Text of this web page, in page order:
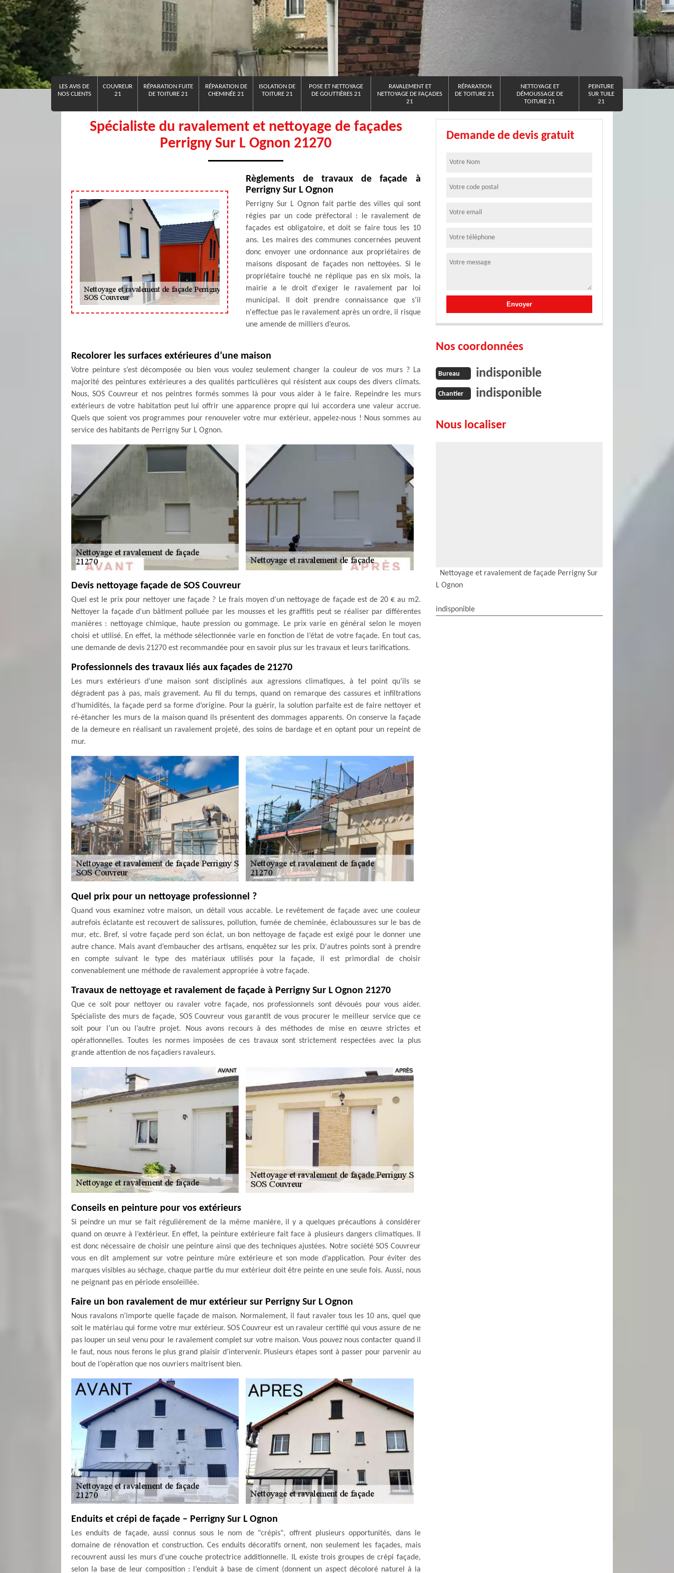
LES AVIS DE
NOS CLIENTS
COUVREUR
21
RÉPARATION FUITE
DE TOITURE 21
RÉPARATION DE
CHEMINÉE 21
ISOLATION DE
TOITURE 21
POSE ET NETTOYAGE
DE GOUTTIÈRES 21
RAVALEMENT ET
NETTOYAGE DE FAÇADES
21
RÉPARATION
DE TOITURE 21
NETTOYAGE ET
DÉMOUSSAGE DE
TOITURE 21
PEINTURE
SUR TUILE
21
Spécialiste du ravalement et nettoyage de façades
Perrigny Sur L Ognon 21270
Règlements de travaux de façade à
Perrigny Sur L Ognon
Perrigny Sur L Ognon fait partie des villes qui sont
régies par un code préfectoral : le ravalement de
façades est obligatoire, et doit se faire tous les 10
ans. Les maires des communes concernées peuvent
donc envoyer une ordonnance aux propriétaires de
maisons disposant de façades non nettoyées. Si le
propriétaire touché ne réplique pas en six mois, la
mairie a le droit d'exiger le ravalement par loi
municipal. Il doit prendre connaissance que s’il
n'effectue pas le ravalement après un ordre, il risque
une amende de milliers d’euros.
Recolorer les surfaces extérieures d’une maison
Votre peinture s’est décomposée ou bien vous voulez seulement changer la couleur de vos murs ? La
majorité des peintures extérieures a des qualités particulières qui résistent aux coups des divers climats.
Nous, SOS Couvreur et nos peintres formés sommes là pour vous aider à le faire. Repeindre les murs
extérieurs de votre habitation peut lui offrir une apparence propre qui lui accordera une valeur accrue.
Quels que soient vos programmes pour renouveler votre mur extérieur, appelez-nous ! Nous sommes au
service des habitants de Perrigny Sur L Ognon.
Devis nettoyage façade de SOS Couvreur
Quel est le prix pour nettoyer une façade ? Le frais moyen d'un nettoyage de façade est de 20 € au m2.
Nettoyer la façade d'un bâtiment polluée par les mousses et les graffitis peut se réaliser par différentes
manières : nettoyage chimique, haute pression ou gommage. Le prix varie en général selon le moyen
choisi et utilisé. En effet, la méthode sélectionnée varie en fonction de l’état de votre façade. En tout cas,
une demande de devis 21270 est recommandée pour en savoir plus sur les travaux et leurs tarifications.
Professionnels des travaux liés aux façades de 21270
Les murs extérieurs d’une maison sont disciplinés aux agressions climatiques, à tel point qu’ils se
dégradent pas à pas, mais gravement. Au fil du temps, quand on remarque des cassures et infiltrations
d’humidités, la façade perd sa forme d’origine. Pour la guérir, la solution parfaite est de faire nettoyer et
ré-étancher les murs de la maison quand ils présentent des dommages apparents. On conserve la façade
de la demeure en réalisant un ravalement projeté, des soins de bardage et en optant pour un repeint de
mur.
Quel prix pour un nettoyage professionnel ?
Quand vous examinez votre maison, un détail vous accable. Le revêtement de façade avec une couleur
autrefois éclatante est recouvert de salissures, pollution, fumée de cheminée, éclaboussures sur le bas de
mur, etc. Bref, si votre façade perd son éclat, un bon nettoyage de façade est exigé pour le donner une
autre chance. Mais avant d’embaucher des artisans, enquêtez sur les prix. D'autres points sont à prendre
en compte suivant le type des matériaux utilisés pour la façade, il est primordial de choisir
convenablement une méthode de ravalement appropriée à votre façade.
Travaux de nettoyage et ravalement de façade à Perrigny Sur L Ognon 21270
Que ce soit pour nettoyer ou ravaler votre façade, nos professionnels sont dévoués pour vous aider.
Spécialiste des murs de façade, SOS Couvreur vous garantit de vous procurer le meilleur service que ce
soit pour l’un ou l’autre projet. Nous avons recours à des méthodes de mise en œuvre strictes et
opérationnelles. Toutes les normes imposées de ces travaux sont strictement respectées avec la plus
grande attention de nos façadiers ravaleurs.
Conseils en peinture pour vos extérieurs
Si peindre un mur se fait régulièrement de la même manière, il y a quelques précautions à considérer
quand on œuvre à l’extérieur. En effet, la peinture extérieure fait face à plusieurs dangers climatiques. Il
est donc nécessaire de choisir une peinture ainsi que des techniques ajustées. Notre société SOS Couvreur
vous en dit amplement sur votre peinture mûre extérieure et son mode d’application. Pour éviter des
marques visibles au séchage, chaque partie du mur extérieur doit être peinte en une seule fois. Aussi, nous
ne peignant pas en période ensoleillée.
Faire un bon ravalement de mur extérieur sur Perrigny Sur L Ognon
Nous ravalons n’importe quelle façade de maison. Normalement, il faut ravaler tous les 10 ans, quel que
soit le matériau qui forme votre mur extérieur. SOS Couvreur est un ravaleur certifié qui vous assure de ne
pas louper un seul venu pour le ravalement complet sur votre maison. Vous pouvez nous contacter quand il
le faut, nous nous ferons le plus grand plaisir d’intervenir. Plusieurs étapes sont à passer pour parvenir au
bout de l’opération que nos ouvriers maitrisent bien.
Enduits et crépi de façade – Perrigny Sur L Ognon
Les enduits de façade, aussi connus sous le nom de "crépis", offrent plusieurs opportunités, dans le
domaine de rénovation et construction. Ces enduits décoratifs ornent, non seulement les façades, mais
recouvrent aussi les murs d'une couche protectrice additionnelle. IL existe trois groupes de crépi façade,
selon la base de leur composition : l’enduit à base de ciment (donnent un aspect décoloré naturel à la
Demande de devis gratuit
Nos coordonnées
Bureau indisponible
Chantier indisponible
Nous localiser
Nettoyage et ravalement de façade Perrigny Sur
L Ognon
indisponible